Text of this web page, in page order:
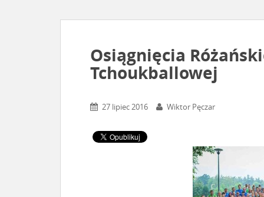
Osiągnięcia
Tchoukballowej
27 lipiec 2016 Wiktor Pęczar